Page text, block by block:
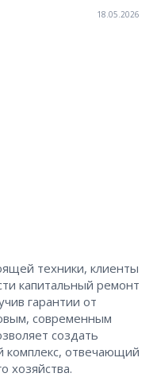
18.05.2026
техники, клиенты
капитальный ремонт
гарантии от
современным
создать
отвечающий
хозяйства.